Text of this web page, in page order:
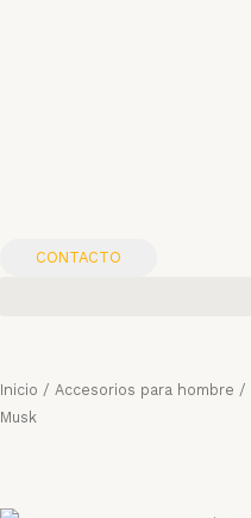
CONTACTO
Inicio / Accesorios para hombre /
Musk